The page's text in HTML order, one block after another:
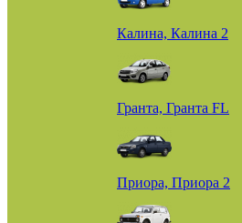
Калина, Калина 2
Гранта, Гранта FL
Приора, Приора 2